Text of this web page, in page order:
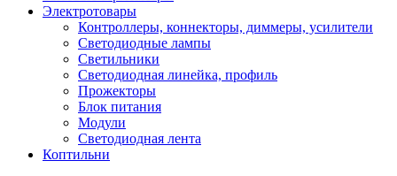
Электротовары
Контроллеры, коннекторы, диммеры, усилители
Светодиодные лампы
Светильники
Светодиодная линейка, профиль
Прожекторы
Блок питания
Модули
Светодиодная лента
Коптильни